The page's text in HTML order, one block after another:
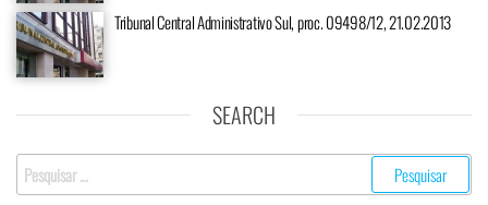
Tribunal Central Administrativo Sul, proc. 09498/12, 21.02.2013
SEARCH